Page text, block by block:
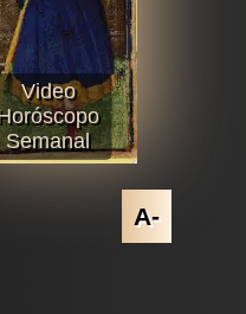
Video
Semanal
A-